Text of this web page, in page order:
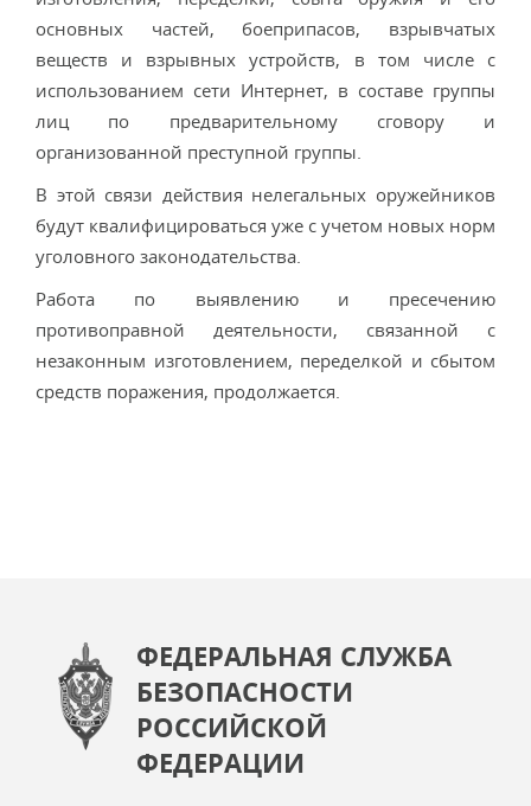
основных частей, боеприпасов, взрывчатых
веществ и взрывных устройств, в том числе с
использованием сети Интернет, в составе группы
лиц по предварительному сговору и
организованной преступной группы.
В этой связи действия нелегальных оружейников
будут квалифицироваться уже с учетом новых норм
уголовного законодательства.
Работа по выявлению и пресечению
противоправной деятельности, связанной с
незаконным изготовлением, переделкой и сбытом
средств поражения, продолжается.
ФЕДЕРАЛЬНАЯ СЛУЖБА
БЕЗОПАСНОСТИ
РОССИЙСКОЙ
ФЕДЕРАЦИИ